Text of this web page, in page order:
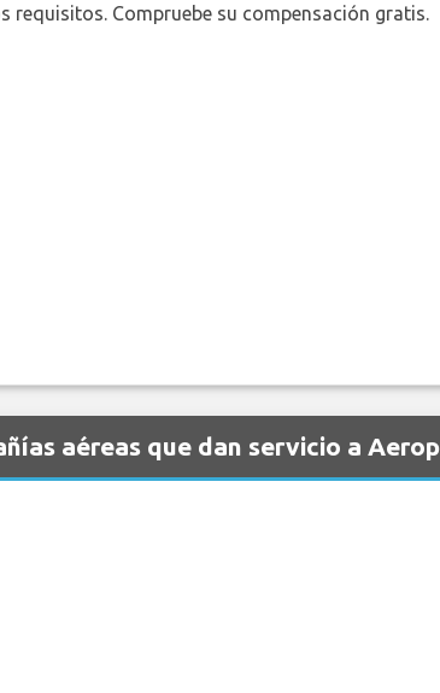
requisitos. Compruebe su compensación gratis.
aéreas que dan servicio a